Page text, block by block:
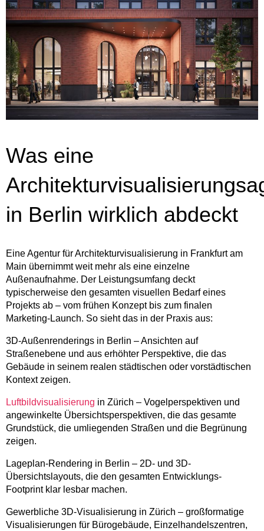
Was eine
in Berlin wirklich abdeckt
Eine Agentur für Architekturvisualisierung in Frankfurt am
Main übernimmt weit mehr als eine einzelne
Außenaufnahme. Der Leistungsumfang deckt
typischerweise den gesamten visuellen Bedarf eines
Projekts ab – vom frühen Konzept bis zum finalen
Marketing-Launch. So sieht das in der Praxis aus:
3D-Außenrenderings in Berlin – Ansichten auf
Straßenebene und aus erhöhter Perspektive, die das
Gebäude in seinem realen städtischen oder vorstädtischen
Kontext zeigen.
Luftbildvisualisierung in Zürich – Vogelperspektiven und
angewinkelte Übersichtsperspektiven, die das gesamte
Grundstück, die umliegenden Straßen und die Begrünung
zeigen.
Lageplan-Rendering in Berlin – 2D- und 3D-
Übersichtslayouts, die den gesamten Entwicklungs-
Footprint klar lesbar machen.
Gewerbliche 3D-Visualisierung in Zürich – großformatige
Visualisierungen für Bürogebäude, Einzelhandelszentren,